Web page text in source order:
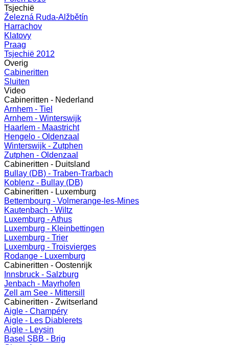
Tsjechië
Železná Ruda-Alžbětín
Harrachov
Klatovy
Praag
Tsjechië 2012
Overig
Cabineritten
Sluiten
Video
Cabineritten - Nederland
Arnhem - Tiel
Arnhem - Winterswijk
Haarlem - Maastricht
Hengelo - Oldenzaal
Winterswijk - Zutphen
Zutphen - Oldenzaal
Cabineritten - Duitsland
Bullay (DB) - Traben-Trarbach
Koblenz - Bullay (DB)
Cabineritten - Luxemburg
Bettembourg - Volmerange-les-Mines
Kautenbach - Wiltz
Luxemburg - Athus
Luxemburg - Kleinbettingen
Luxemburg - Trier
Luxemburg - Troisvierges
Rodange - Luxemburg
Cabineritten - Oostenrijk
Innsbruck - Salzburg
Jenbach - Mayrhofen
Zell am See - Mittersill
Cabineritten - Zwitserland
Aigle - Champéry
Aigle - Les Diablerets
Aigle - Leysin
Basel SBB - Brig